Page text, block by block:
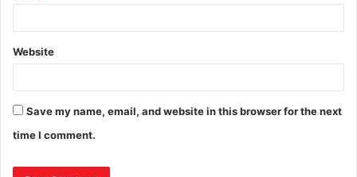
Website
Save my name, email, and website in this browser for the next
time I comment.